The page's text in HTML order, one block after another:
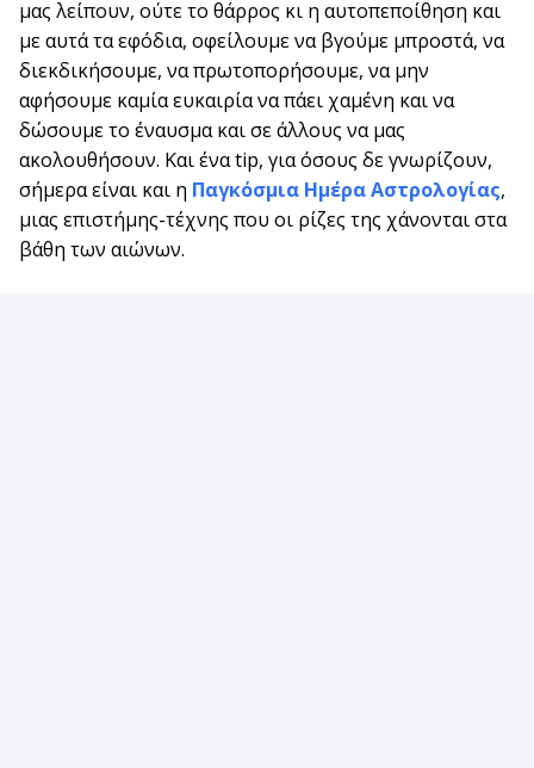
μας λείπουν, ούτε το θάρρος κι η αυτοπεποίθηση και
με αυτά τα εφόδια, οφείλουμε να βγούμε μπροστά, να
διεκδικήσουμε, να πρωτοπορήσουμε, να μην
αφήσουμε καμία ευκαιρία να πάει χαμένη και να
δώσουμε το έναυσμα και σε άλλους να μας
ακολουθήσουν. Και ένα tip, για όσους δε γνωρίζουν,
σήμερα είναι και η Παγκόσμια Ημέρα Αστρολογίας,
μιας επιστήμης-τέχνης που οι ρίζες της χάνονται στα
βάθη των αιώνων.